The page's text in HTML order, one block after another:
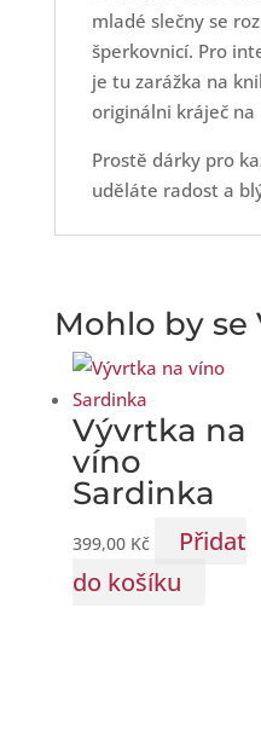
mladé slečny se
šperkovnicí. Pro
je tu zarážka na
originálni kráječ na
Prostě dárky pro
uděláte radost a
Mohlo by
Vývrtka na
víno
Sardinka
399,00 Kč
Přidat
do košíku